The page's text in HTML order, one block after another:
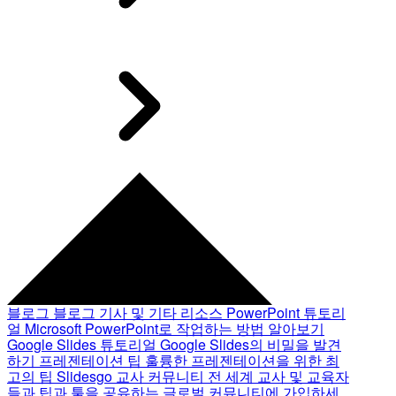
블로그 블로그 기사 및 기타 리소스 PowerPoint 튜토리
얼 Microsoft PowerPoint로 작업하는 방법 알아보기
Google Slides 튜토리얼 Google Slides의 비밀을 발견
하기 프레젠테이션 팁 훌륭한 프레젠테이션을 위한 최
고의 팁 Slidesgo 교사 커뮤니티 전 세계 교사 및 교육자